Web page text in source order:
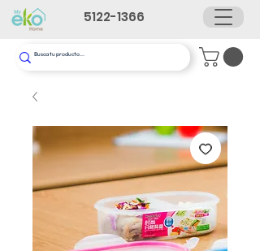
5122-1366